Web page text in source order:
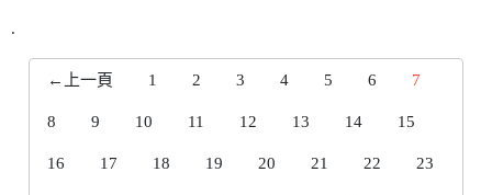
.
←上一頁 1 2 3 4 5 6 7
8 9 10 11 12 13 14 15
16 17 18 19 20 21 22 23